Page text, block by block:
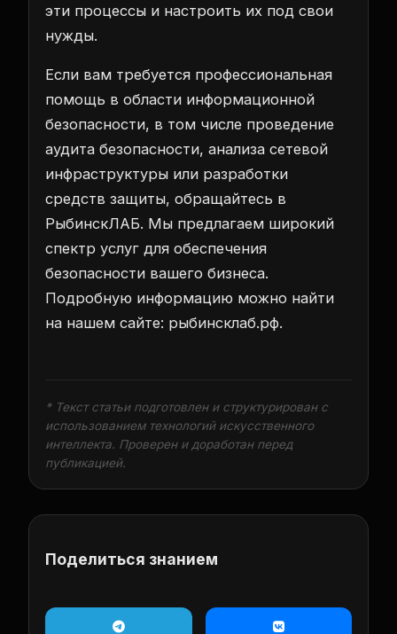
эти процессы и настроить их под свои
нужды.
Если вам требуется профессиональная
помощь в области информационной
безопасности, в том числе проведение
аудита безопасности, анализа сетевой
инфраструктуры или разработки
средств защиты, обращайтесь в
РыбинскЛАБ. Мы предлагаем широкий
спектр услуг для обеспечения
безопасности вашего бизнеса.
Подробную информацию можно найти
на нашем сайте: рыбинсклаб.рф.
* Текст статьи подготовлен и структурирован с
использованием технологий искусственного
интеллекта. Проверен и доработан перед
публикацией.
Поделиться знанием